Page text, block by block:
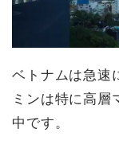
ベトナムは急速
ミンは特に高層
中です。